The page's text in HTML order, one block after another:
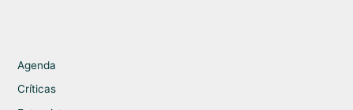
Agenda
Críticas